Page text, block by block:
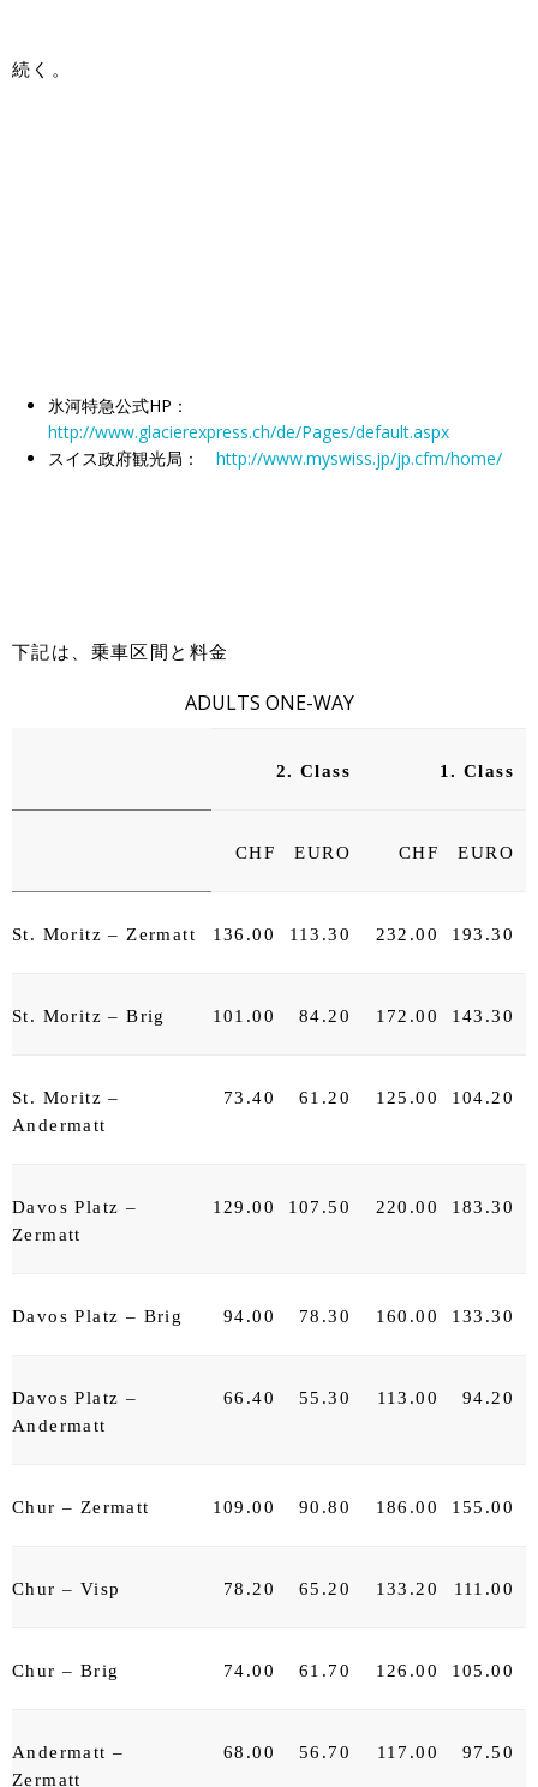
続く。
氷河特急公式HP：
http://www.glacierexpress.ch/de/Pages/default.aspx
スイス政府観光局： http://www.myswiss.jp/jp.cfm/home/
下記は、乗車区間と料金
ADULTS ONE-WAY
2. Class 1. Class
CHF EURO CHF EURO
St. Moritz – Zermatt 136.00 113.30 232.00 193.30
St. Moritz – Brig 101.00 84.20 172.00 143.30
St. Moritz –
Andermatt
73.40 61.20 125.00 104.20
Davos Platz –
Zermatt
129.00 107.50 220.00 183.30
Davos Platz – Brig 94.00 78.30 160.00 133.30
Davos Platz –
Andermatt
66.40 55.30 113.00 94.20
Chur – Zermatt 109.00 90.80 186.00 155.00
Chur – Visp 78.20 65.20 133.20 111.00
Chur – Brig 74.00 61.70 126.00 105.00
Andermatt –
Zermatt
68.00 56.70 117.00 97.50